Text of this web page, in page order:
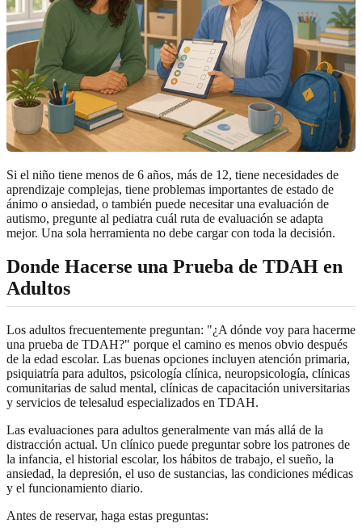
Si el niño tiene menos de 6 años, más de 12, tiene necesidades de
aprendizaje complejas, tiene problemas importantes de estado de
ánimo o ansiedad, o también puede necesitar una evaluación de
autismo, pregunte al pediatra cuál ruta de evaluación se adapta
mejor. Una sola herramienta no debe cargar con toda la decisión.
Donde Hacerse una Prueba de TDAH en
Adultos
Los adultos frecuentemente preguntan: "¿A dónde voy para hacerme
una prueba de TDAH?" porque el camino es menos obvio después
de la edad escolar. Las buenas opciones incluyen atención primaria,
psiquiatría para adultos, psicología clínica, neuropsicología, clínicas
comunitarias de salud mental, clínicas de capacitación universitarias
y servicios de telesalud especializados en TDAH.
Las evaluaciones para adultos generalmente van más allá de la
distracción actual. Un clínico puede preguntar sobre los patrones de
la infancia, el historial escolar, los hábitos de trabajo, el sueño, la
ansiedad, la depresión, el uso de sustancias, las condiciones médicas
y el funcionamiento diario.
Antes de reservar, haga estas preguntas: